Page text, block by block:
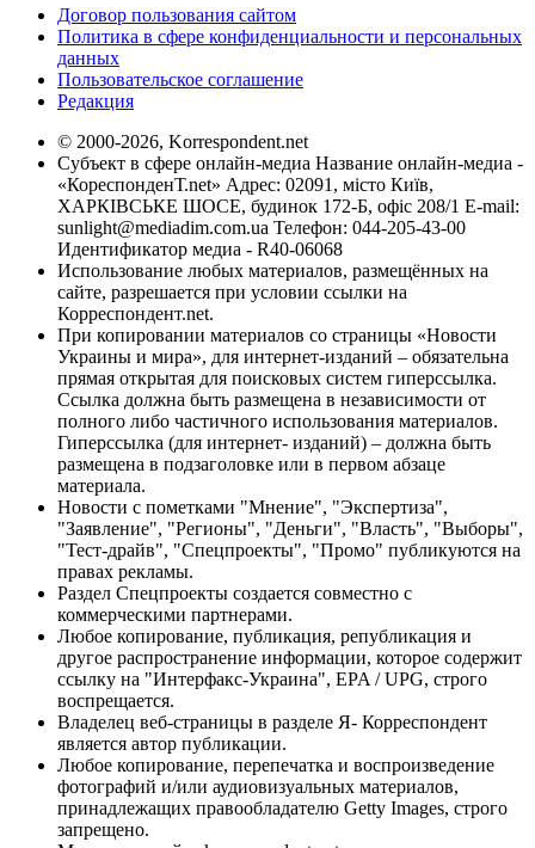
Договор пользования сайтом
Политика в сфере конфиденциальности и персональных
данных
Пользовательское соглашение
Редакция
© 2000-2026, Korrespondent.net
Субъект в сфере онлайн-медиа Название онлайн-медиа -
«КореспонденТ.net» Адрес: 02091, місто Київ,
ХАРКІВСЬКЕ ШОСЕ, будинок 172-Б, офіс 208/1 E-mail:
sunlight@mediadim.com.ua Телефон: 044-205-43-00
Идентификатор медиа - R40-06068
Использование любых материалов, размещённых на
сайте, разрешается при условии ссылки на
Корреспондент.net.
При копировании материалов со страницы «Новости
Украины и мира», для интернет-изданий – обязательна
прямая открытая для поисковых систем гиперссылка.
Ссылка должна быть размещена в независимости от
полного либо частичного использования материалов.
Гиперссылка (для интернет- изданий) – должна быть
размещена в подзаголовке или в первом абзаце
материала.
Новости с пометками "Мнение", "Экспертиза",
"Заявление", "Регионы", "Деньги", "Власть", "Выборы",
"Тест-драйв", "Спецпроекты", "Промо" публикуются на
правах рекламы.
Раздел Спецпроекты создается совместно с
коммерческими партнерами.
Любое копирование, публикация, републикация и
другое распространение информации, которое содержит
ссылку на "Интерфакс-Украина", EPA / UPG, строго
воспрещается.
Владелец веб-страницы в разделе Я- Корреспондент
является автор публикации.
Любое копирование, перепечатка и воспроизведение
фотографий и/или аудиовизуальных материалов,
принадлежащих правообладателю Getty Images, строго
запрещено.